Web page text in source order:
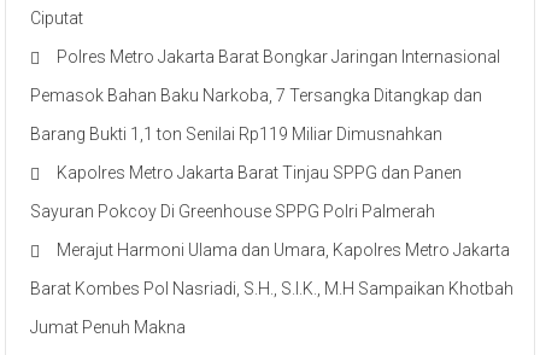
Ciputat
Polres Metro Jakarta Barat Bongkar Jaringan Internasional
Pemasok Bahan Baku Narkoba, 7 Tersangka Ditangkap dan
Barang Bukti 1,1 ton Senilai Rp119 Miliar Dimusnahkan
Kapolres Metro Jakarta Barat Tinjau SPPG dan Panen
Sayuran Pokcoy Di Greenhouse SPPG Polri Palmerah
Merajut Harmoni Ulama dan Umara, Kapolres Metro Jakarta
Barat Kombes Pol Nasriadi, S.H., S.I.K., M.H Sampaikan Khotbah
Jumat Penuh Makna